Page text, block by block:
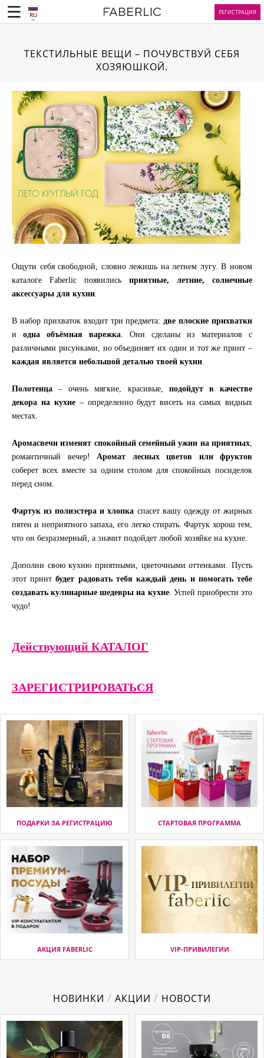
RU РЕГИСТРАЦИЯ
ТЕКСТИЛЬНЫЕ ВЕЩИ – ПОЧУВСТВУЙ СЕБЯ
ХОЗЯЮШКОЙ.
Ощути себя свободной, словно лежишь на летнем лугу. В новом
каталоге Faberlic появились приятные, летние, солнечные
аксессуары для кухни
В набор прихваток входит три предмета: две плоские прихватки
и одна объёмная варежка . Они сделаны из материалов с
различными рисунками, но объединяет их один и тот же принт –
каждая является небольшой деталью твоей кухни
Полотенца – очень мягкие, красивые, подойдут в качестве
декора на кухне– определенно будут висеть на самых видных
местах.
Аромасвечи изменят спокойный семейный ужин на приятных
романтичный вечер! Аромат лесных цветов или фруктов
соберет всех вместе за одним столом для спокойных посиделок
перед сном.
Фартук из полиэстера и хлопка спасет вашу одежду от жирных
пятен и неприятного запаха, его легко стирать. Фартук хорош тем,
что он безразмерный, а значит подойдет любой хозяйке на кухне.
Дополни свою кухню приятными, цветочными оттенками. Пусть
этот принтбудет радовать тебя каждый день и помогать тебе
создавать кулинарные шедевры на кухне. Успей приобрести это
чудо!
Действующий КАТАЛОГ
ЗАРЕГИСТРИРОВАТЬСЯ
ПОДАРКИ ЗА РЕГИСТРАЦИЮ СТАРТОВАЯ ПРОГРАММА
АКЦИЯ FABERLIC VIP-ПРИВИЛЕГИИ
НОВИНКИ / АКЦИИ / НОВОСТИ